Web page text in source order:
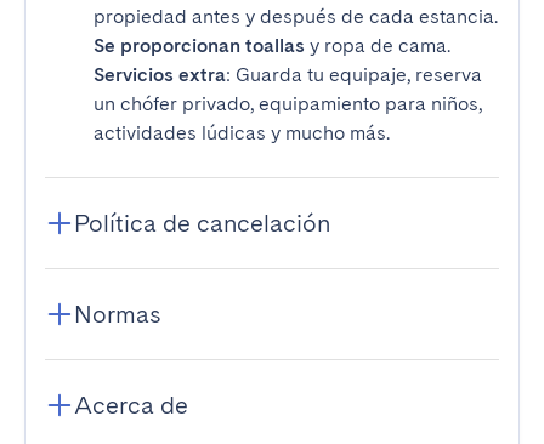
propiedad antes y después de cada estancia.
Se proporcionan toallas y ropa de cama.
Servicios extra: Guarda tu equipaje, reserva
un chófer privado, equipamiento para niños,
actividades lúdicas y mucho más.
Política de cancelación
Normas
Acerca de